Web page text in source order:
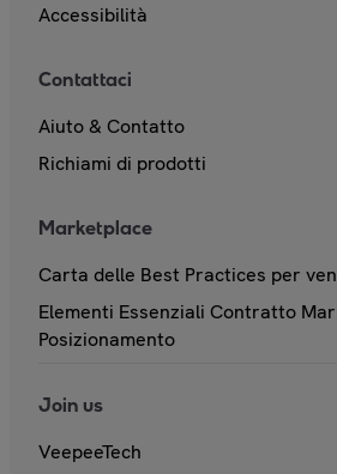
Accessibilità
Contattaci
Aiuto & Contatto
Richiami di prodotti
Marketplace
Carta delle Best Practices per
Elementi Essenziali Contratto
Posizionamento
Join us
VeepeeTech